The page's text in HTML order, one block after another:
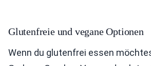
Glutenfreie und vegane Optionen
Wenn du glutenfrei essen